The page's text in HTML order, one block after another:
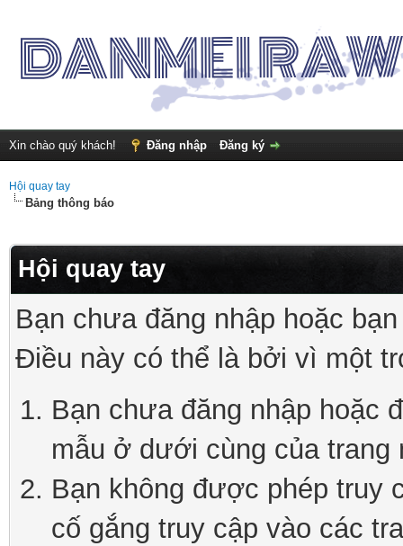
Xin chào quý khách! Đăng nhập Đăng ký
Hội quay tay
Bảng thông báo
Hội quay tay
Bạn chưa đăng nhập hoặc
Điều này có thể là bởi vì một
Bạn chưa đăng nhập hoặc
mẫu ở dưới cùng của trang
Bạn không được phép truy
cố gắng truy cập vào các